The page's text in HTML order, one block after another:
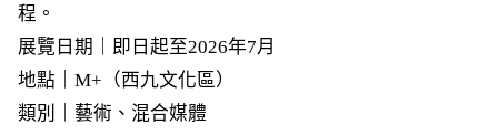
程。
展覽日期｜即日起至2026年7月
地點｜M+（西九文化區）
類別｜藝術、混合媒體